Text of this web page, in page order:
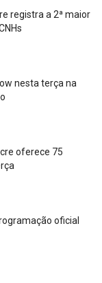
registra a 2ª maior
nesta terça na
oferece 75
oficial